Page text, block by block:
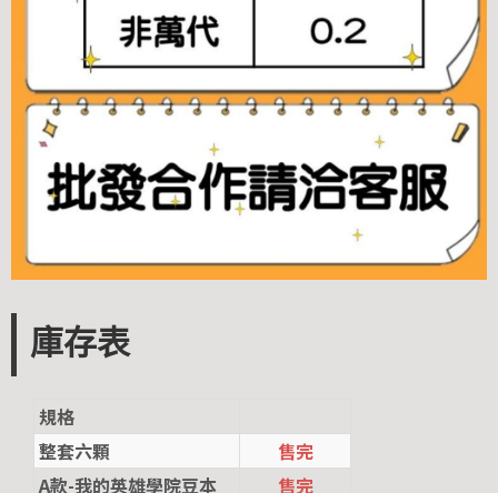
庫存表
規格
整套六顆
售完
A款-我的英雄學院豆本
售完